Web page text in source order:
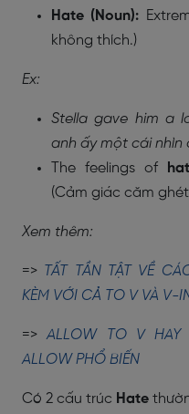
Hate (Noun):
không thích.)
Ex:
Stella gave him a
anh ấy một cái nhìn
The feelings of
(Cảm giác căm
Xem thêm:
=> TẤT TẦN TẬT VỀ
KÈM VỚI CẢ TO V VÀ V-
=>ALLOW TO V HAY
ALLOW PHỔ BIẾN
Có 2 cấu trúc Hate